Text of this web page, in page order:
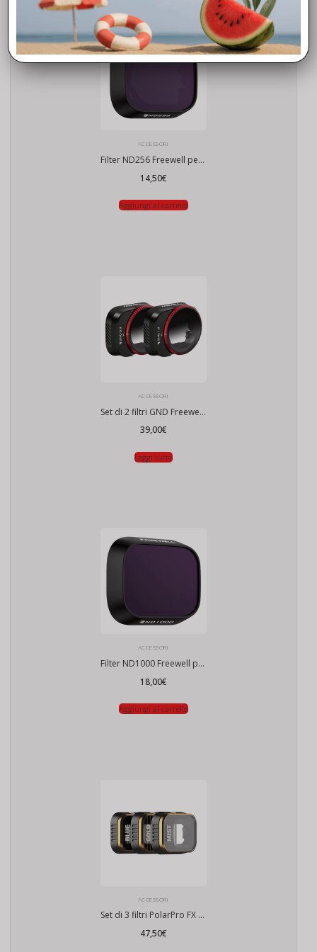
ACCESSORI
Filter ND256 Freewell per DJI Mini 3 Pro / Mini 3
14,50€
Aggiungi al carrello
ACCESSORI
Set di 2 filtri GND Freewell per DJI Mini 3 Pro / Mini 3
39,00€
Leggi tutto
ACCESSORI
Filter ND1000 Freewell per DJI Mini 3 Pro / Mini 3
18,00€
Aggiungi al carrello
ACCESSORI
Set di 3 filtri PolarPro FX per DJI Mini 3 Pro
47,50€